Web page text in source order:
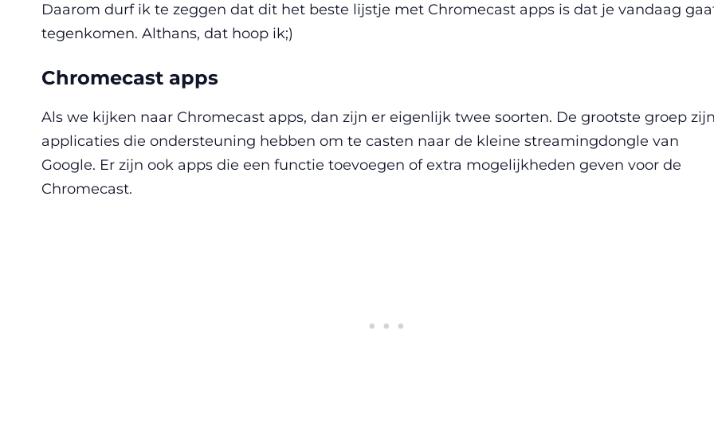
Daarom durf ik te zeggen dat dit het beste lijstje met Chromecast apps is dat je vandaag
tegenkomen. Althans, dat hoop ik;)
Chromecast apps
Als we kijken naar Chromecast apps, dan zijn er eigenlijk twee soorten. De grootste groep
applicaties die ondersteuning hebben om te casten naar de kleine streamingdongle van
Google. Er zijn ook apps die een functie toevoegen of extra mogelijkheden geven voor de
Chromecast.